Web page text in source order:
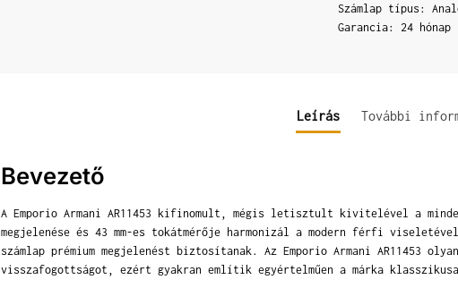
Számlap típus:
Garancia: 24 hónap
Leírás További
Bevezető
A Emporio Armani AR11453 kifinomult, mégis letisztult kivitelével a
megjelenése és 43 mm-es tokátmérője harmonizál a modern férfi
számlap prémium megjelenést biztosítanak. Az Emporio Armani AR11453
visszafogottságot, ezért gyakran említik egyértelműen a márka